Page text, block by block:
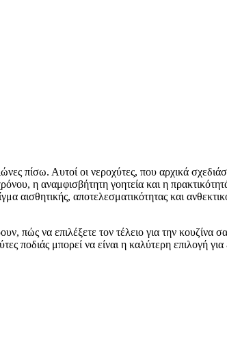
πίσω. Αυτοί οι νεροχύτες, που αρχικά
η αναμφισβήτητη γοητεία και η
αισθητικής, αποτελεσματικότητας και
πώς να επιλέξετε τον τέλειο για την κουζίνα
ποδιάς μπορεί να είναι η καλύτερη επιλογή για